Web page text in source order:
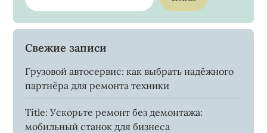
Свежие записи
Грузовой автосервис: как выбрать надёжного
партнёра для ремонта техники
Title: Ускорьте ремонт без демонтажа:
мобильный станок для бизнеса